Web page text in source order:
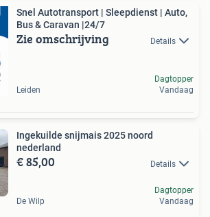
Snel Autotransport | Sleepdienst | Auto,
Bus & Caravan |24/7
Zie omschrijving Details
Leiden
Dagtopper
Vandaag
Ingekuilde snijmais 2025 noord
nederland
€ 85,00 Details
De Wilp
Dagtopper
Vandaag